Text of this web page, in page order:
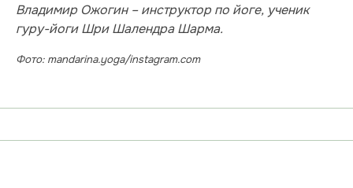
Владимир Ожогин – инструктор по йоге, ученик
гуру-йоги Шри Шалендра Шарма.
Фото: mandarina.yoga/instagram.com